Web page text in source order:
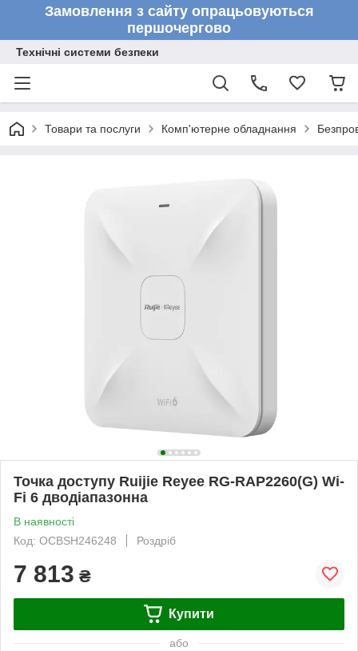
Замовлення з сайту опрацьовуються
першочергово
Технічні системи безпеки
Товари та послуги Комп'ютерне обладнання
Точка доступу Ruijie Reyee RG-RAP2260(G) Wi-
Fi 6 дводіапазонна
В наявності
Код: OCBSH246248
Роздріб
7 813 ₴
Купити
або